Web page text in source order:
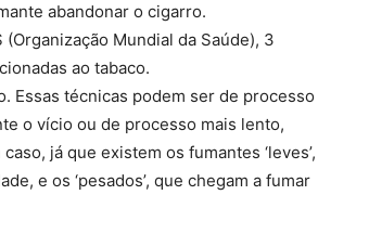
abandonar o cigarro.
Mundial da Saúde), 3
ao tabaco.
Essas técnicas podem ser de processo
o vício ou de processo mais lento,
já que existem os fumantes ‘leves’,
e os ‘pesados’, que chegam a fumar